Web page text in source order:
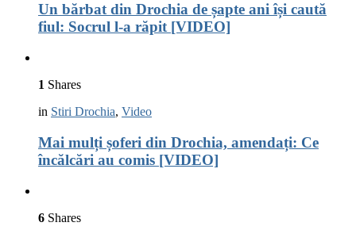
Un bărbat din Drochia de șapte ani își caută
fiul: Socrul l-a răpit [VIDEO]
1 Shares
in Stiri Drochia, Video
Mai mulți șoferi din Drochia, amendați: Ce
încălcări au comis [VIDEO]
6 Shares